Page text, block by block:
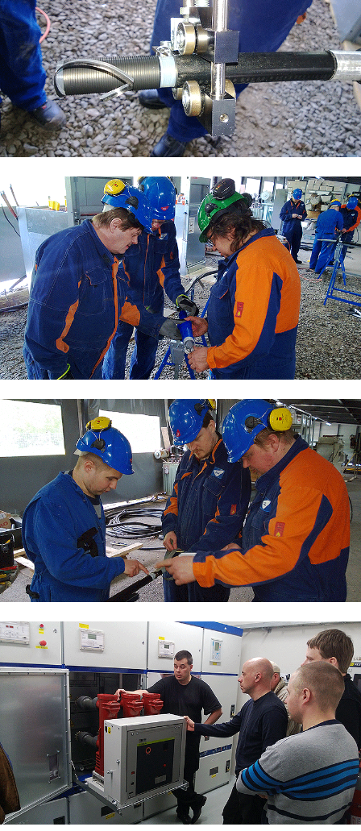
Sähköala
Neljän kuukauden koulutus toi
työpaikan
Sähköalan jatkokoulutus
Valmiutta vikatilanteisiin Pirhalle
Sähköalalle isän jalanjäljissä
Opiskelu kannattaa
Sähköverkkoasentajan työpäivä
Oma juttu löytyi
suurjänniteosaajakoulutuksesta
Opiskelijan Terveiset Lontoosta
Täsmäkoulutus Carunan tarpeeseen
Sähköverkkoalan toimijoiden
tukikohta
Kaapelikelavaunu TAKKin
sähkökentälle
Sähköasentajien harjoitustila
Fingrid valitsi TAKKin
koulutuskumppaniksi
Mikrokanavatekniikan harjoitusalue
Sähkökenttä yritysyhteistyöhön
Vaasalaiset opissa TAKKin
sähkökentällä
Sähkökentällä kokeillaan
käytännössä
Talotekniikka ja kylmäala
Urheiluhieronta
Työyhteisö ja työura
Valimotekniikka
Ympäristöala
Yrittäjyys